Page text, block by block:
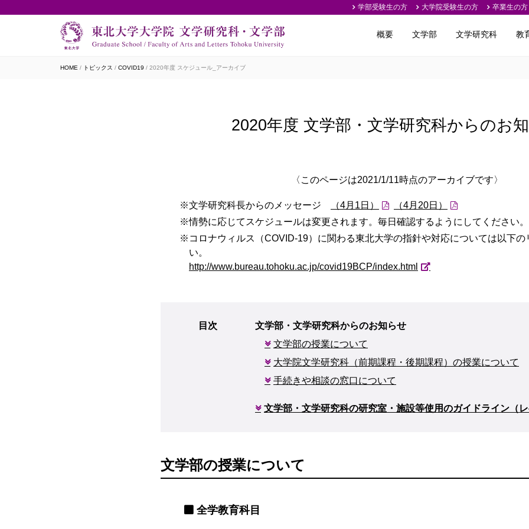
学部受験生の方 大学院受験生の方 卒業生の方
概要 文学部 文学研究科 教
HOME トピックス COVID19 2020年度 スケジュール_アーカイブ
2020年度 文学部・文学研究科からのお
〈このページは2021/1/11時点のアーカイブです〉
文学研究科長からのメッセージ （4月1日）
（4月20日）
情勢に応じてスケジュールは変更されます。毎日確認するようにしてください。
コロナウィルス（COVID-19）に関わる東北大学の指針や対応については以下の
い。
http://www.bureau.tohoku.ac.jp/covid19BCP/index.html
目次
文学部・文学研究科からのお知らせ
文学部の授業について
大学院文学研究科（前期課程・後期課程）の授業について
手続きや相談の窓口について
文学部・文学研究科の研究室・施設等使用のガイドライン（レ
文学部の授業について
全学教育科目